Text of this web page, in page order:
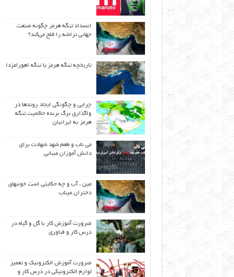
انسداد تنگه هرمز چگونه صنعت
جهانی تراشه را فلج می‌کند؟
تاریخچه تنگه هرمز یا تنگه اهورامزدا
چرایی و چگونگی ایجاد روندها در
واگذاری برگ برنده حاکمیت تنگه
هرمز به ایرانیان
می ناب و طعم شهد شهادت برای
دانش آموزان مینابی
مین ، آب و چه حکایتی است خونبهای
دختران میناب
ضرورت آموزش کار با گل و گیاه در
درس کار و فناوری
ضرورت آموزش الکترونیک و تعمیر
لوازم الکترونیکی در درس کار و